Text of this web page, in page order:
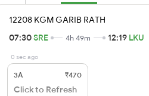
12208 KGM GARIB RATH
07:30SRE 4h 49m 12:19 LKU
0 sec ago
3A ₹470
Click to Refresh